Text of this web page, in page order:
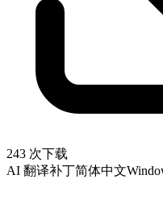
243 次下载
AI 翻译补丁简体中文